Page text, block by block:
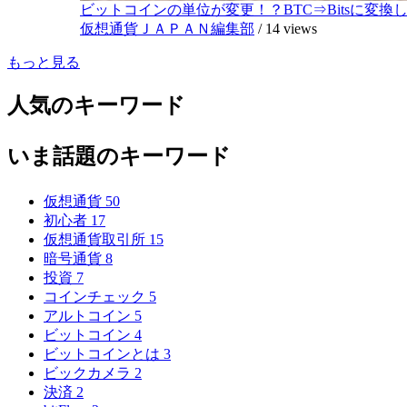
ビットコインの単位が変更！？BTC⇒Bitsに変換し
仮想通貨ＪＡＰＡＮ編集部 / 14 views
もっと見る
人気のキーワード
いま話題のキーワード
仮想通貨 50
初心者 17
仮想通貨取引所 15
暗号通貨 8
投資 7
コインチェック 5
アルトコイン 5
ビットコイン 4
ビットコインとは 3
ビックカメラ 2
決済 2